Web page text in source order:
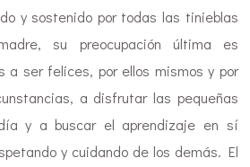
y sostenido por todas las tinieblas
su preocupación última es
a ser felices, por ellos mismos y por
a disfrutar las pequeñas
y a buscar el aprendizaje en sí
y cuidando de los demás. El